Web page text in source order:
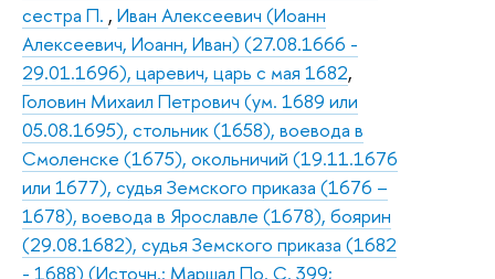
сестра П. , Иван Алексеевич (Иоанн
Алексеевич, Иоанн, Иван) (27.08.1666 -
29.01.1696), царевич, царь с мая 1682,
Головин Михаил Петрович (ум. 1689 или
05.08.1695), стольник (1658), воевода в
Смоленске (1675), окольничий (19.11.1676
или 1677), судья Земского приказа (1676 –
1678), воевода в Ярославле (1678), боярин
(29.08.1682), судья Земского приказа (1682
- 1688) (Источн.: Маршал По. С. 399;